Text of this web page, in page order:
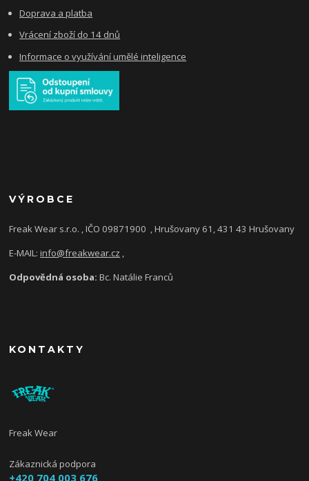
Doprava a platba
Vrácení zboží do 14 dnů
Informace o využívání umělé inteligence
VÝROBCE
Freak Wear s.r.o. , IČO 09871900 , Hrušovany 61, 431 43 Hrušovany
E-MAIL:info@freakwear.cz ,
Odpovědná osoba:Bc. Natálie Franců
KONTAKTY
Freak Wear
Zákaznická podpora
+420 704 003 676